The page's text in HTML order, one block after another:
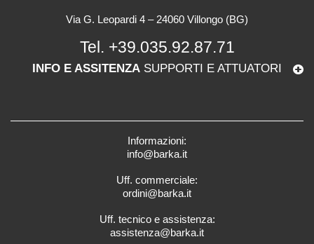
Via G. Leopardi 4 – 24060 Villongo (BG)
Tel. +39.035.92.87.71
INFO E ASSITENZA SUPPORTI E ATTUATORI
Informazioni:
info@barka.it
Uff. commerciale:
ordini@barka.it
Uff. tecnico e assistenza:
assistenza@barka.it